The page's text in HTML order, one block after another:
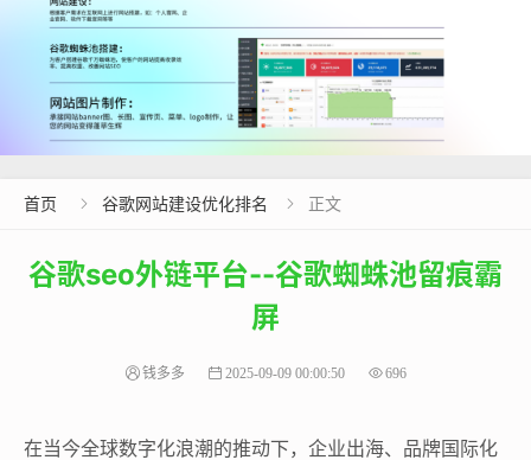
首页  谷歌网站建设优化排名  正文
谷歌seo外链平台--谷歌蜘蛛池留痕霸
屏
钱多多 2025-09-09 00:00:50 696
在当今全球数字化浪潮的推动下，企业出海、品牌国际化